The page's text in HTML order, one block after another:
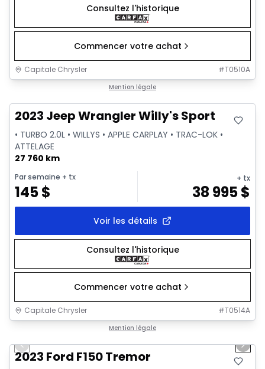
Consultez l'historique
Commencer votre achat
Capitale Chrysler #T0510A
Mention légale
2023 Jeep Wrangler Willy's Sport
• TURBO 2.0L • WILLYS • APPLE CARPLAY • TRAC-LOK •
ATTELAGE
27 760 km
Par semaine + tx
145$
+ tx
38 995$
Voir les détails
Consultez l'historique
Commencer votre achat
Capitale Chrysler #T0514A
Mention légale
Previous slide Next
2023 Ford F150 Tremor